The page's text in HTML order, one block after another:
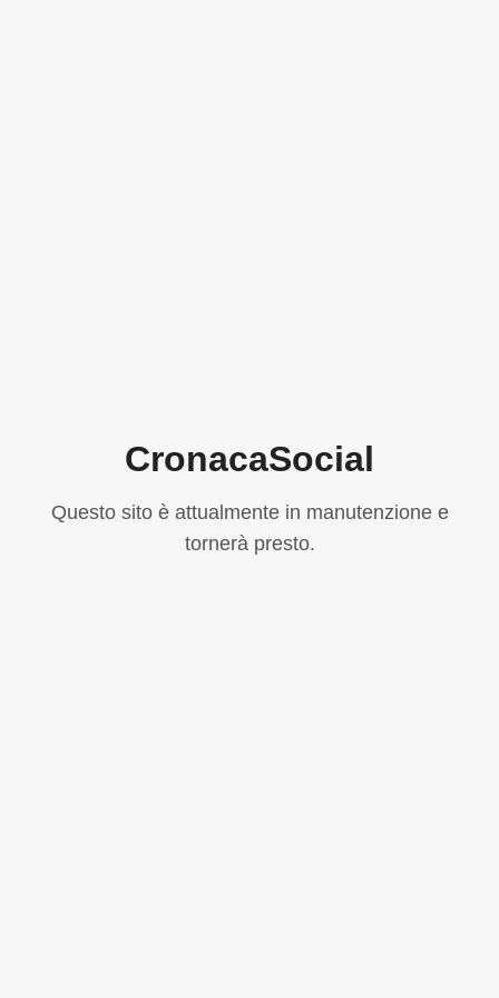
CronacaSocial
Questo sito è attualmente in manutenzione e
tornerà presto.